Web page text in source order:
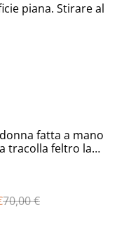
piana. Stirare al
fatta a mano
tracolla feltro lana
70,00 €